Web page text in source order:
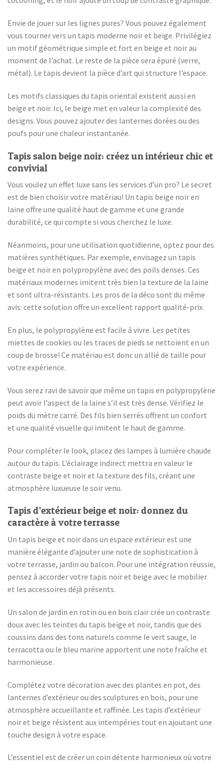
Envie de jouer sur les lignes pures? Vous pouvez également
vous tourner vers un tapis moderne noir et beige. Privilégiez
un motif géométrique simple et fort en beige et noir au
moment de l’achat. Le reste de la pièce sera épuré (verre,
métal). Le tapis devient la pièce d’art qui structure l’espace.
Les motifs classiques du tapis oriental existent aussi en
beige et noir. Ici, le beige met en valeur la complexité des
designs. Vous pouvez ajouter des lanternes dorées ou des
poufs pour une chaleur instantanée.
Tapis salon beige noir: créez un intérieur chic et
convivial
Vous voulez un effet luxe sans les services d’un pro? Le secret
est de bien choisir votre matériau! Un tapis beige noir en
laine offre une qualité haut de gamme et une grande
durabilité, ce qui compte si vous cherchez le luxe.
Néanmoins, pour une utilisation quotidienne, optez pour des
matières synthétiques. Par exemple, envisagez un tapis
beige et noir en polypropylène avec des poils denses. Ces
matériaux modernes imitent très bien la texture de la laine
et sont ultra-résistants. Les pros de la déco sont du même
avis: cette solution offre un excellent rapport qualité-prix.
En plus, le polypropylène est facile à vivre. Les petites
miettes de cookies ou les traces de pieds se nettoient en un
coup de brosse! Ce matériau est donc un allié de taille pour
votre expérience.
Vous serez ravi de savoir que même un tapis en polypropylène
peut avoir l’aspect de la laine s’il est très dense. Vérifiez le
poids du mètre carré. Des fils bien serrés offrent un confort
et une qualité visuelle qui imitent le haut de gamme.
Pour compléter le look, placez des lampes à lumière chaude
autour du tapis. L’éclairage indirect mettra en valeur le
contraste beige et noir et la texture des fils, créant une
atmosphère luxueuse le soir venu.
Tapis d’extérieur beige et noir: donnez du
caractère à votre terrasse
Un tapis beige et noir dans un espace extérieur est une
manière élégante d’ajouter une note de sophistication à
votre terrasse, jardin ou balcon. Pour une intégration réussie,
pensez à accorder votre tapis noir et beige avec le mobilier
et les accessoires déjà présents.
Un salon de jardin en rotin ou en bois clair crée un contraste
doux avec les teintes du tapis beige et noir, tandis que des
coussins dans des tons naturels comme le vert sauge, le
terracotta ou le bleu marine apportent une note fraîche et
harmonieuse.
Complétez votre décoration avec des plantes en pot, des
lanternes d’extérieur ou des sculptures en bois, pour une
atmosphère accueillante et raffinée. Les tapis d’extérieur
noir et beige résistent aux intempéries tout en ajoutant une
touche design à votre espace.
L’essentiel est de créer un coin détente harmonieux où votre